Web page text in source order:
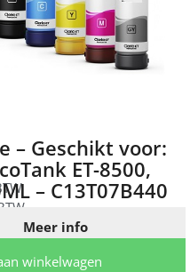
– Geschikt voor:
ET-8500,
– C13T07B440
Meer info
winkelwagen